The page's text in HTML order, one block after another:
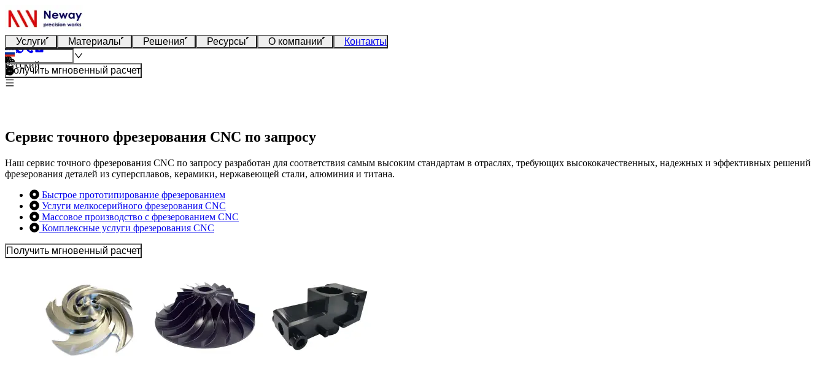
Услуги Материалы Решения Ресурсы О компании Контакты
Русский
Получить мгновенный расчет
Сервис точного фрезерования CNC по запросу
Наш сервис точного фрезерования CNC по запросу разработан для соответствия самым высоким стандартам в отраслях, требующих высококачественных, надежных и эффективных решений
фрезерования деталей из суперсплавов, керамики, нержавеющей стали, алюминия и титана.
Быстрое прототипирование фрезерованием
Услуги мелкосерийного фрезерования CNC
Массовое производство с фрезерованием CNC
Комплексные услуги фрезерования CNC
Получить мгновенный расчет